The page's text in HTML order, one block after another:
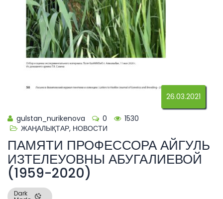
26.03.2021
gulstan_nurikenova 0
1530
ЖАҢАЛЫҚТАР, НОВОСТИ
ПАМЯТИ ПРОФЕССОРА АЙГУЛЬ
ИЗТЕЛЕУОВНЫ АБУГАЛИЕВОЙ
(1959-2020)
Dark